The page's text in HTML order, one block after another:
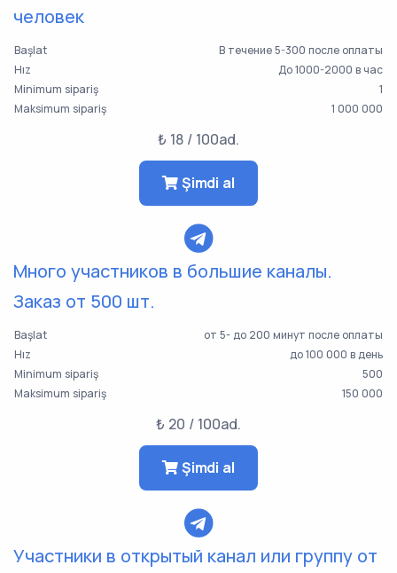
человек
Başlat
В течение 5-300 после оплаты
Hız
До 1000-2000 в час
Minimum sipariş
1
Maksimum sipariş
1 000 000
₺ 18 / 100ad.
Şimdi al
Много участников в большие каналы.
Заказ от 500 шт.
Başlat
от 5- до 200 минут после оплаты
Hız
до 100 000 в день
Minimum sipariş
500
Maksimum sipariş
150 000
₺ 20 / 100ad.
Şimdi al
Участники в открытый канал или группу от